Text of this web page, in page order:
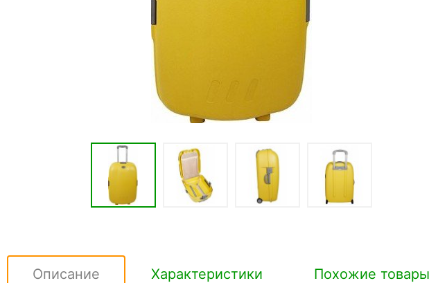
Описание Характеристики Похожие товары